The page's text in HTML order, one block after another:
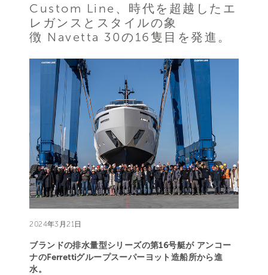
Custom Line、時代を超越したエ
レガンスとスタイルの象
徴 Navetta 30の16隻目を発進。
2024年3月21日
ブランドの排水量型シリーズの第16号艇が アンコー
ナのFerrettiグループスーパーヨット造船所から進
水。